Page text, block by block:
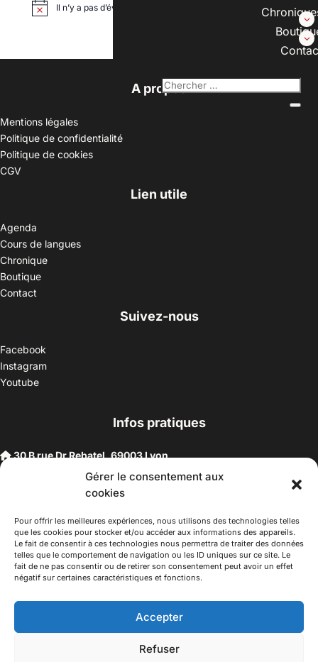
Gérer le consentement aux
cookies
Pour offrir les meilleures expériences, nous utilisons des technologies telles
que les cookies pour stocker et/ou accéder aux informations des appareils.
Le fait de consentir à ces technologies nous permettra de traiter des données
telles que le comportement de navigation ou les ID uniques sur ce site. Le
fait de ne pas consentir ou de retirer son consentement peut avoir un effet
négatif sur certaines caractéristiques et fonctions.
Accepter
Refuser
Il n’y a pas d’évènements à venir.
A propos
Mentions légales
Politique de confidentialité
Politique de cookies
CGV
Lien utile
Agenda
Cours de langues
Chronique
Boutique
Contact
Suivez-nous
Facebook
Instagram
Youtube
Infos pratiques
30 B rue Dr Rebatel, 69003 Lyon
(adresse postale : 62 rue St Maximin, 69003 Lyon)
à 100 mètres du métro D Monplaisir Lumière, T3 Dauphiné
Horaires d’ouverture :
Du mardi au vendredi 14h-19h
Samedi 10h –17h
Fermeture lundi
Téléphone :
04 78 53 06 40
Email : maisondesculturesasiatiques@asiexpo.com